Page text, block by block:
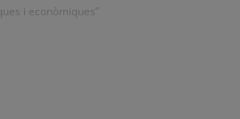
i econòmiques”